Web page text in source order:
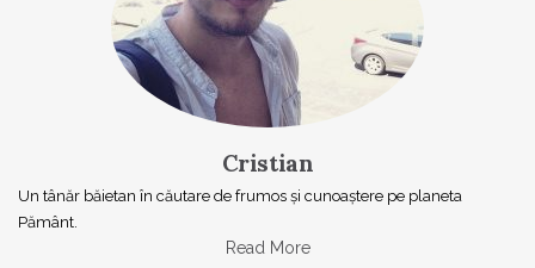
Cristian
Un tânăr băietan în căutare de frumos și cunoaștere pe planeta
Pământ.
Read More